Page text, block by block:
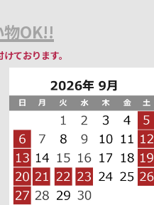
物OK!!
ております。